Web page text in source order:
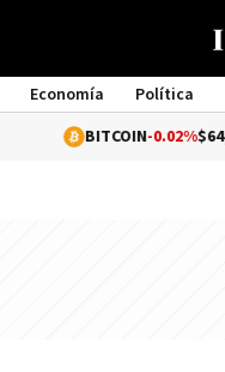
Economía Política
-0.02%$64,984.01